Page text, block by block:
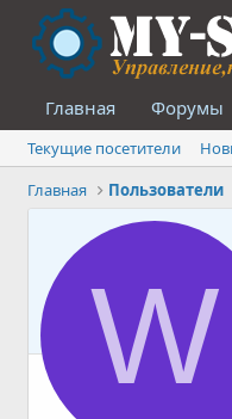
Главная Форумы
Текущие посетители
Главная
Пользователи
W